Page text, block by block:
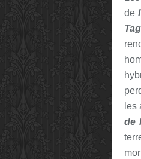
de
les
de